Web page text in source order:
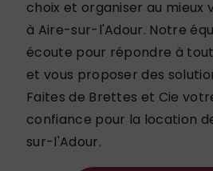
choix et organiser au mieux
à Aire-sur-l'Adour. Notre
écoute pour répondre à
et vous proposer des
Faites de Brettes et Cie
confiance pour la location
sur-l'Adour.